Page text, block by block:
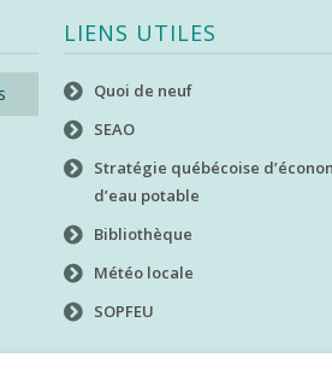
LIENS UTILES
Quoi de neuf
SEAO
Stratégie québécoise
d’eau potable
Bibliothèque
Météo locale
SOPFEU